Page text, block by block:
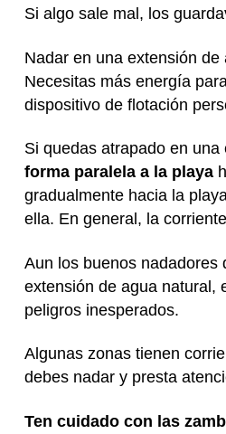
Si algo sale mal, los
Nadar en una extensión
Necesitas más energía
dispositivo de flotación
Si quedas atrapado en
forma paralela a la playa
gradualmente hacia la
ella. En general, la
Aun los buenos nadadores
extensión de agua natural,
peligros inesperados.
Algunas zonas tienen
debes nadar y presta
Ten cuidado con las